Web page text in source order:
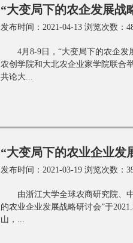
“大变局下的农企发展战
发布时间：2021-04-13 浏览次数：
4月8-9日，“大变局下的农企
农创学院和大北农企业家学院联合
共论大...
“大变局下的农业企业发
发布时间：2021-03-19 浏览次数：
由浙江大学全球农商研究院、
的农业企业发展战略研讨会”于
山，...